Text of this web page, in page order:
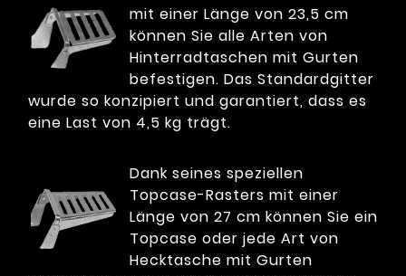
mit einer Länge von 23,5 cm
können Sie alle Arten von
Hinterradtaschen mit Gurten
befestigen. Das Standardgitter
wurde so konzipiert und garantiert, dass es
eine Last von 4,5 kg trägt.
Dank seines speziellen
Topcase-Rasters mit einer
Länge von 27 cm können Sie ein
Topcase oder jede Art von
Hecktasche mit Gurten